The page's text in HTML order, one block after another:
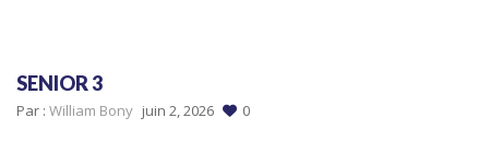
SENIOR 3
Par : William Bony juin 2, 2026 0